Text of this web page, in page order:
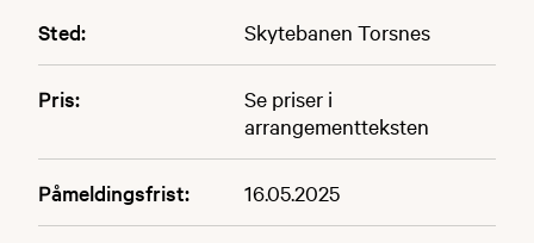
Sted: Skytebanen Torsnes
Pris:
Se priser i
arrangementteksten
Påmeldingsfrist: 16.05.2025